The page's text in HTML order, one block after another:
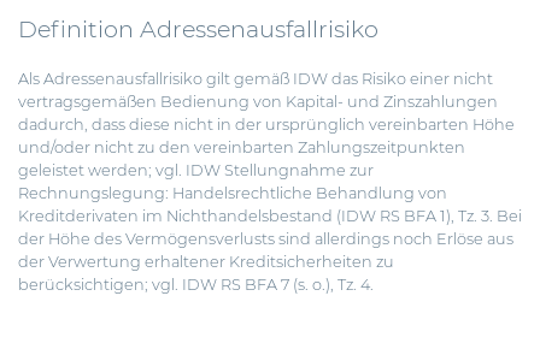
Definition Adressenausfallrisiko
Als Adressenausfallrisiko gilt gemäß IDW das Risiko einer nicht
vertragsgemäßen Bedienung von Kapital- und Zinszahlungen
dadurch, dass diese nicht in der ursprünglich vereinbarten Höhe
und/oder nicht zu den vereinbarten Zahlungszeitpunkten
geleistet werden; vgl. IDW Stellungnahme zur
Rechnungslegung: Handelsrechtliche Behandlung von
Kreditderivaten im Nichthandelsbestand (IDW RS BFA 1), Tz. 3. Bei
der Höhe des Vermögensverlusts sind allerdings noch Erlöse aus
der Verwertung erhaltener Kreditsicherheiten zu
berücksichtigen; vgl. IDW RS BFA 7 (s. o.), Tz. 4.